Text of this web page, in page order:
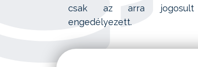
csak az arra jogosult
engedélyezett.